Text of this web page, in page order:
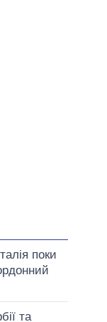
поки
та